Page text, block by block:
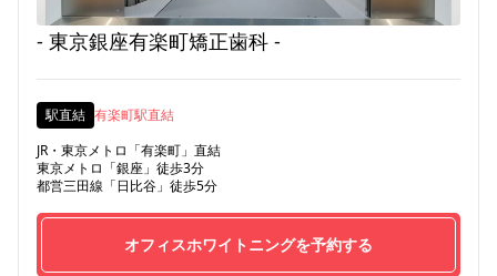
- 東京銀座有楽町矯正歯科 -
駅直結 有楽町駅直結
JR・東京メトロ「有楽町」直結
東京メトロ「銀座」徒歩3分
都営三田線「日比谷」徒歩5分
オフィスホワイトニングを予約する